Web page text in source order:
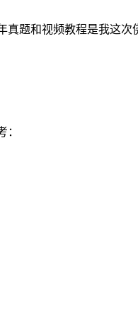
题和视频教程是我这次